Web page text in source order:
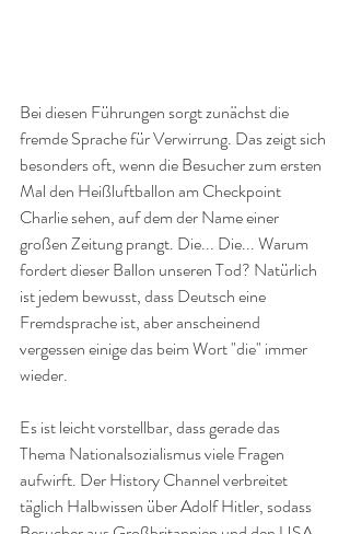
Bei diesen Führungen sorgt zunächst die
fremde Sprache für Verwirrung. Das zeigt sich
besonders oft, wenn die Besucher zum ersten
Mal den Heißluftballon am Checkpoint
Charlie sehen, auf dem der Name einer
großen Zeitung prangt. Die... Die... Warum
fordert dieser Ballon unseren Tod? Natürlich
ist jedem bewusst, dass Deutsch eine
Fremdsprache ist, aber anscheinend
vergessen einige das beim Wort "die" immer
wieder.
Es ist leicht vorstellbar, dass gerade das
Thema Nationalsozialismus viele Fragen
aufwirft. Der History Channel verbreitet
täglich Halbwissen über Adolf Hitler, sodass